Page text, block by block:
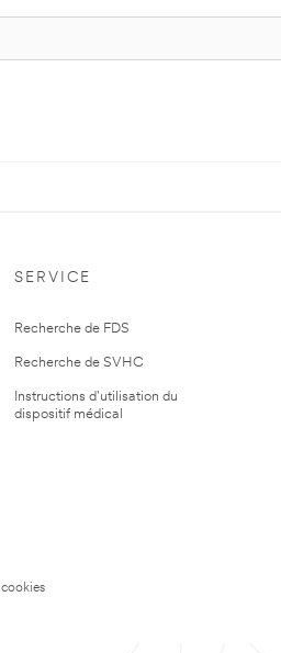
SERVICE
Recherche de FDS
Recherche de SVHC
Instructions d'utilisation du
dispositif médical
cookies